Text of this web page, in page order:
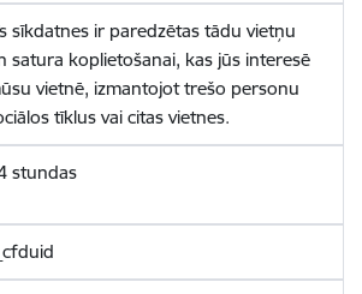
sīkdatnes ir paredzētas tādu vietņu
satura koplietošanai, kas jūs interesē
vietnē, izmantojot trešo personu
tīklus vai citas vietnes.
stundas